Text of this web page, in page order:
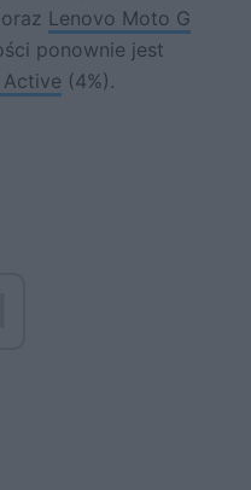
Lenovo Moto G
ponownie jest
Active (4%).